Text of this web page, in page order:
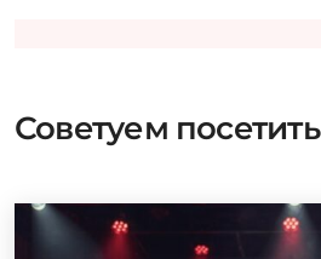
Советуем посетить